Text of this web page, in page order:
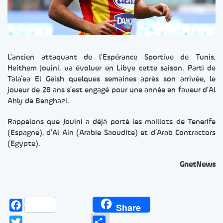
L’ancien attaquant de l’Espérance Sportive de Tunis,
Heithem Jouini, va évoluer en Libye cette saison. Parti de
Tala’ea El Geish quelques semaines après son arrivée, le
joueur de 28 ans s’est engagé pour une année en faveur d’Al
Ahly de Benghazi.
Rappelons que Jouini a déjà porté les maillots de Tenerife
(Espagne), d’Al Ain (Arabie Saoudite) et d’Arab Contractors
(Egypte).
GnetNews
Facebook Share